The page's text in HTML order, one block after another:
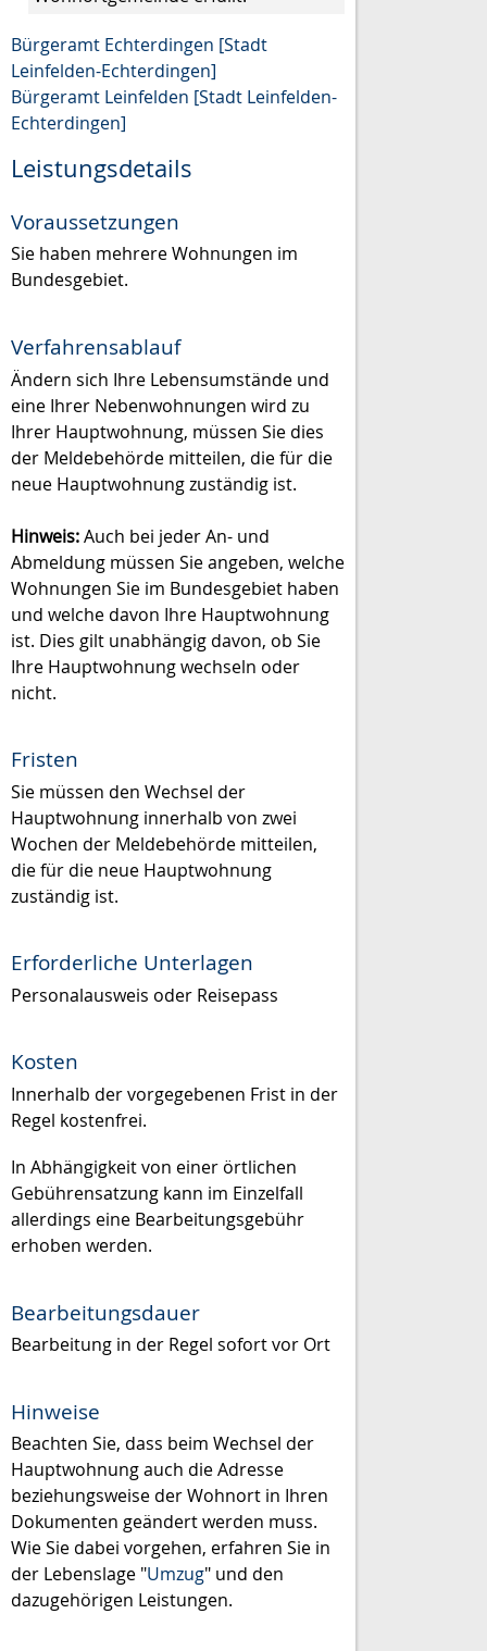
Bürgeramt Echterdingen [Stadt
Leinfelden-Echterdingen]
Bürgeramt Leinfelden [Stadt Leinfelden-
Echterdingen]
Leistungsdetails
Voraussetzungen
Sie haben mehrere Wohnungen im
Bundesgebiet.
Verfahrensablauf
Ändern sich Ihre Lebensumstände und
eine Ihrer Nebenwohnungen wird zu
Ihrer Hauptwohnung, müssen Sie dies
der Meldebehörde mitteilen, die für die
neue Hauptwohnung zuständig ist.
Hinweis:Auch bei jeder An- und
Abmeldung müssen Sie angeben, welche
Wohnungen Sie im Bundesgebiet haben
und welche davon Ihre Hauptwohnung
ist. Dies gilt unabhängig davon, ob Sie
Ihre Hauptwohnung wechseln oder
nicht.
Fristen
Sie müssen den Wechsel der
Hauptwohnung innerhalb von zwei
Wochen der Meldebehörde mitteilen,
die für die neue Hauptwohnung
zuständig ist.
Erforderliche Unterlagen
Personalausweis oder Reisepass
Kosten
Innerhalb der vorgegebenen Frist in der
Regel kostenfrei.
In Abhängigkeit von einer örtlichen
Gebührensatzung kann im Einzelfall
allerdings eine Bearbeitungsgebühr
erhoben werden.
Bearbeitungsdauer
Bearbeitung in der Regel sofort vor Ort
Hinweise
Beachten Sie, dass beim Wechsel der
Hauptwohnung auch die Adresse
beziehungsweise der Wohnort in Ihren
Dokumenten geändert werden muss.
Wie Sie dabei vorgehen, erfahren Sie in
der Lebenslage "Umzug" und den
dazugehörigen Leistungen.